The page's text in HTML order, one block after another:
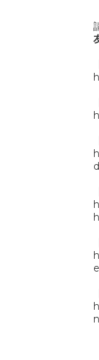
玉鐲非常漂亮，實物比
JACKIE